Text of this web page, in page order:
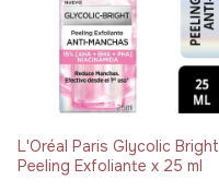
L'Oréal Paris Glycolic Bright
Peeling Exfoliante x 25 ml